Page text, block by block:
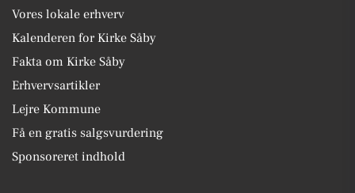
Vores lokale erhverv
Kalenderen for Kirke Såby
Fakta om Kirke Såby
Erhvervsartikler
Lejre Kommune
Få en gratis salgsvurdering
Sponsoreret indhold